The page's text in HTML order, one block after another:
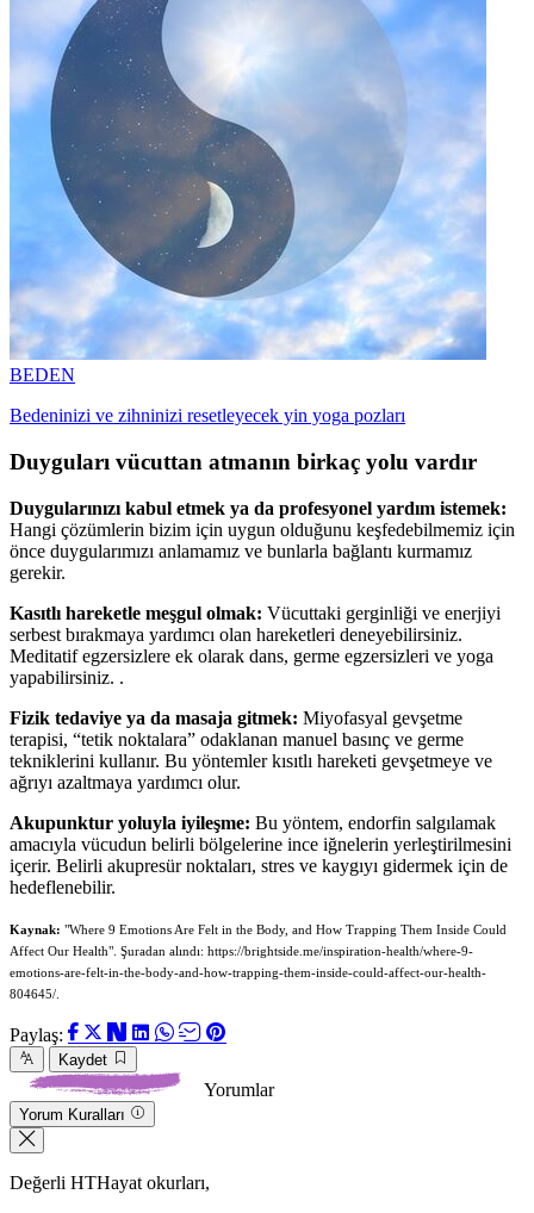
BEDEN
Bedeninizi ve zihninizi resetleyecek yin yoga pozları
Duyguları vücuttan atmanın birkaç yolu vardır
Duygularınızı kabul etmek ya da profesyonel yardım istemek:
Hangi çözümlerin bizim için uygun olduğunu keşfedebilmemiz için
önce duygularımızı anlamamız ve bunlarla bağlantı kurmamız
gerekir.
Kasıtlı hareketle meşgul olmak: Vücuttaki gerginliği ve enerjiyi
serbest bırakmaya yardımcı olan hareketleri deneyebilirsiniz.
Meditatif egzersizlere ek olarak dans, germe egzersizleri ve yoga
yapabilirsiniz. .
Fizik tedaviye ya da masaja gitmek: Miyofasyal gevşetme
terapisi, “tetik noktalara” odaklanan manuel basınç ve germe
tekniklerini kullanır. Bu yöntemler kısıtlı hareketi gevşetmeye ve
ağrıyı azaltmaya yardımcı olur.
Akupunktur yoluyla iyileşme: Bu yöntem, endorfin salgılamak
amacıyla vücudun belirli bölgelerine ince iğnelerin yerleştirilmesini
içerir. Belirli akupresür noktaları, stres ve kaygıyı gidermek için de
hedeflenebilir.
Kaynak: "Where 9 Emotions Are Felt in the Body, and How Trapping Them Inside Could
Affect Our Health". Şuradan alındı: https://brightside.me/inspiration-health/where-9-
emotions-are-felt-in-the-body-and-how-trapping-them-inside-could-affect-our-health-
804645/.
Paylaş:
Kaydet
Yorumlar
Yorum Kuralları
Değerli HTHayat okurları,